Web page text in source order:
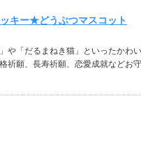
キー★どうぶつマスコット
や「だるまねき猫」といったかわい
祈願、長寿祈願、恋愛成就などお守